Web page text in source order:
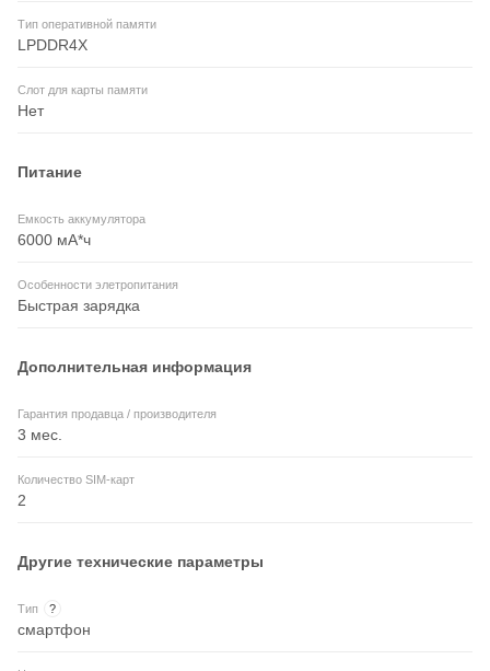
Тип оперативной памяти
LPDDR4X
Слот для карты памяти
Нет
Питание
Емкость аккумулятора
6000 мА*ч
Особенности элетропитания
Быстрая зарядка
Дополнительная информация
Гарантия продавца / производителя
3 мес.
Количество SIM-карт
2
Другие технические параметры
Тип ?
смартфон